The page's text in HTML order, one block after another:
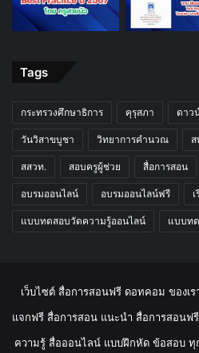
Tags
กระทรวงศึกษาธิการ คุรุสภา ดาว
วันวิสาขบูชา วิทยาการคำนวณ
สสวท. สอบครูผู้ช่วย สื่อการสอน
อบรมออนไลน์ อบรมออนไลน์ฟรี
แบบทดสอบวัดความรู้ออนไลน์ แบบท
เว็บไซต์ สื่อการสอนฟรี ดอทคอม ของเ
แจกฟรี สื่อการสอน แนะนำ สื่อการสอนฟ
ความรู้ สื่อออนไลน์ แบบฝึกหัด ข้อสอบ ทุ